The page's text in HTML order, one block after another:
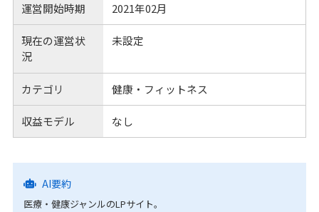
運営開始時期 2021年02月
現在の運営状
況
未設定
カテゴリ 健康・フィットネス
収益モデル なし
AI要約
医療・健康ジャンルのLPサイト。